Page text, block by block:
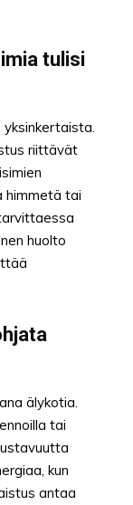
tulisi
riittävät
himmetä tai
huolto
älykotia.
tai
kun
antaa